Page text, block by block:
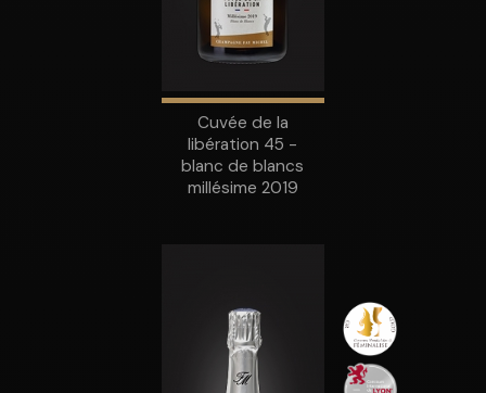
Cuvée de la
libération 45 -
blanc de blancs
millésime 2019